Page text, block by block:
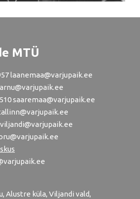
MTÜ
laanemaa@varjupaik.ee
saaremaa@varjupaik.ee
viljandi@varjupaik.ee
Alustre küla, Viljandi vald,